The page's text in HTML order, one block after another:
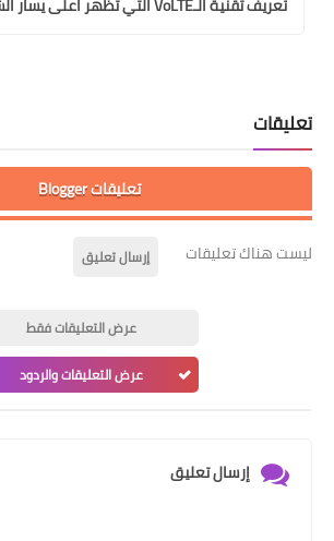
تعليقات
تعليقات Blogger
ليست هناك تعليقات إرسال تعليق
عرض التعليقات فقط
عرض التعليقات والردود
إرسال تعليق